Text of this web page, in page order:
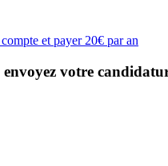
et payer 20€ par an
votre